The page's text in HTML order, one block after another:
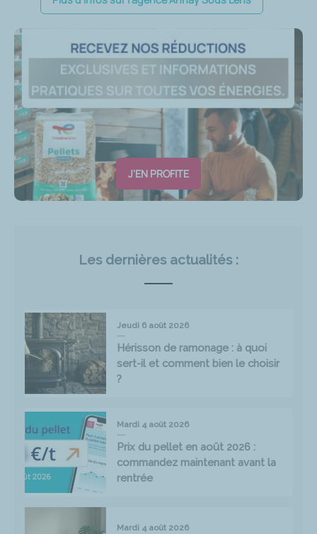
J'EN PROFITE
Les dernières actualités :
Jeudi 6 août 2026
Hérisson de ramonage : à quoi
sert-il et comment bien le choisir
?
Mardi 4 août 2026
Prix du pellet en août 2026 :
commandez maintenant avant la
rentrée
Mardi 4 août 2026